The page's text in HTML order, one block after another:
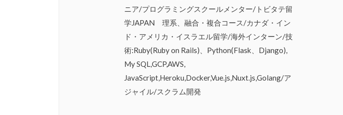
ニア/プログラミングスクールメンター/トビタテ留
学JAPAN 理系、融合・複合コース/カナダ・イン
ド・アメリカ・イスラエル留学/海外インターン/技
術:Ruby(Ruby on Rails)、Python(Flask、Django),
My SQL,GCP,AWS,
JavaScript,Heroku,Docker,Vue.js,Nuxt.js,Golang/ア
ジャイル/スクラム開発